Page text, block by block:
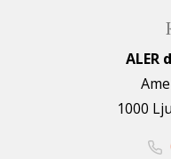
ALER
1000